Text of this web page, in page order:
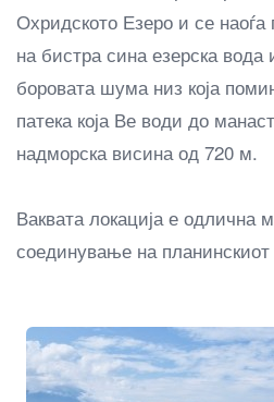
Охридското Езеро и се наоѓа
на бистра сина езерска вода
боровата шума низ која
патека која Ве води до
надморска висина од 720 м.
Ваквата локација е одлична
соединување на